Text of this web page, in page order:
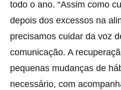
todo o ano. “Assim como
depois dos excessos na
precisamos cuidar da voz
comunicação. A
pequenas mudanças de
necessário, com